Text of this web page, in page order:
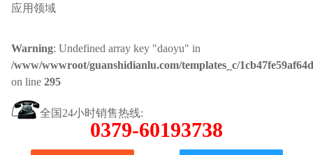
应用领域
Warning: Undefined array key "daoyu" in
/www/wwwroot/guanshidianlu.com/templates_c/
on line 295
全国24小时销售热线:
0379-60193738